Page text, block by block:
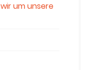
um unsere